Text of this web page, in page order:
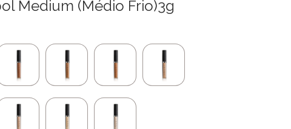
Medium (Médio Frio)3g